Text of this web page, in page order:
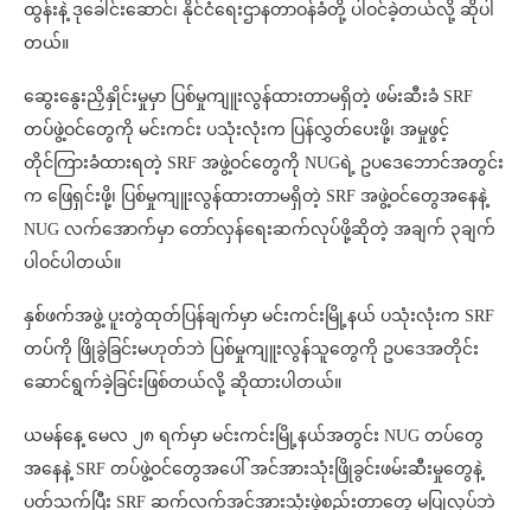
ထွန်းနဲ့ ဒုခေါင်းဆောင်၊ နိုင်ငံရေးဌာနတာဝန်ခံတို့ ပါဝင်ခဲ့တယ်လို့ ဆိုပါ
တယ်။
ဆွေးနွေးညှိနှိုင်းမှုမှာ ပြစ်မှုကျူးလွန်ထားတာမရှိတဲ့ ဖမ်းဆီးခံ SRF
တပ်ဖွဲ့ဝင်တွေကို မင်းကင်း ပသုံးလုံးက ပြန်လွှတ်ပေးဖို့၊ အမှုဖွင့်
တိုင်ကြားခံထားရတဲ့ SRF အဖွဲ့ဝင်တွေကို NUGရဲ့ ဥပဒေဘောင်အတွင်း
က ဖြေရှင်းဖို့၊ ပြစ်မှုကျူးလွန်ထားတာမရှိတဲ့ SRF အဖွဲ့ဝင်တွေအနေနဲ့
NUG လက်အောက်မှာ တော်လှန်ရေးဆက်လုပ်ဖို့ဆိုတဲ့ အချက် ၃ချက်
ပါဝင်ပါတယ်။
နှစ်ဖက်အဖွဲ့ ပူးတွဲထုတ်ပြန်ချက်မှာ မင်းကင်းမြို့နယ် ပသုံးလုံးက SRF
တပ်ကို ဖြိုခွဲခြင်းမဟုတ်ဘဲ ပြစ်မှုကျူးလွန်သူတွေကို ဥပဒေအတိုင်း
ဆောင်ရွက်ခဲ့ခြင်းဖြစ်တယ်လို့ ဆိုထားပါတယ်။
ယမန်နေ့ မေလ ၂၈ ရက်မှာ မင်းကင်းမြို့နယ်အတွင်း NUG တပ်တွေ
အနေနဲ့ SRF တပ်ဖွဲ့ဝင်တွေအပေါ် အင်အားသုံးဖြိုခွင်းဖမ်းဆီးမှုတွေနဲ့
ပတ်သက်ပြီး SRF ဆက်လက်အင်အားသုံးဖွဲ့စည်းတာတွေ မပြုလုပ်ဘဲ